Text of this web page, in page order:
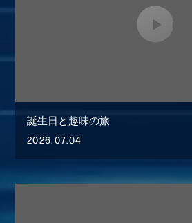
誕生日と趣味の旅
2026.07.04